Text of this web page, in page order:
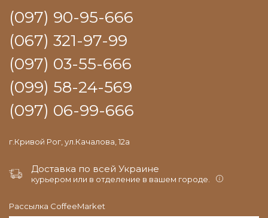
(097) 90-95-666
(067) 321-97-99
(097) 03-55-666
(099) 58-24-569
(097) 06-99-666
г.Кривой Рог, ул.Качалова, 12а
Доставка по всей Украине
курьером или в отделение в вашем городе.
Рассылка CoffeeMarket